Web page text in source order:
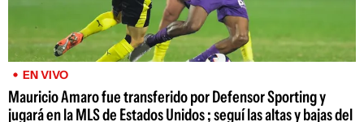
EN VIVO
Mauricio Amaro fue transferido por Defensor Sporting y
jugará en la MLS de Estados Unidos ; seguí las altas y bajas del